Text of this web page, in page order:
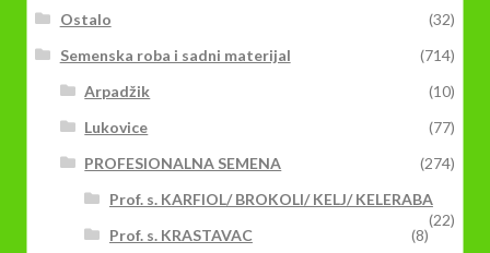
Ostalo
(32)
Semenska roba i sadni materijal
(714)
Arpadžik
(10)
Lukovice
(77)
PROFESIONALNA SEMENA
(274)
Prof. s. KARFIOL/ BROKOLI/ KELJ/ KELERABA
(22)
Prof. s. KRASTAVAC
(8)